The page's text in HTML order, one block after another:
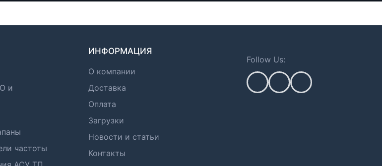
и
частоты
ИНФОРМАЦИЯ
О компании
Доставка
Оплата
Загрузки
Новости и статьи
Контакты
Follow Us: